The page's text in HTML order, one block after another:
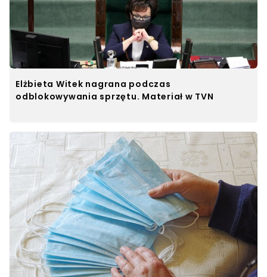
Elżbieta Witek nagrana podczas
odblokowywania sprzętu. Materiał w TVN